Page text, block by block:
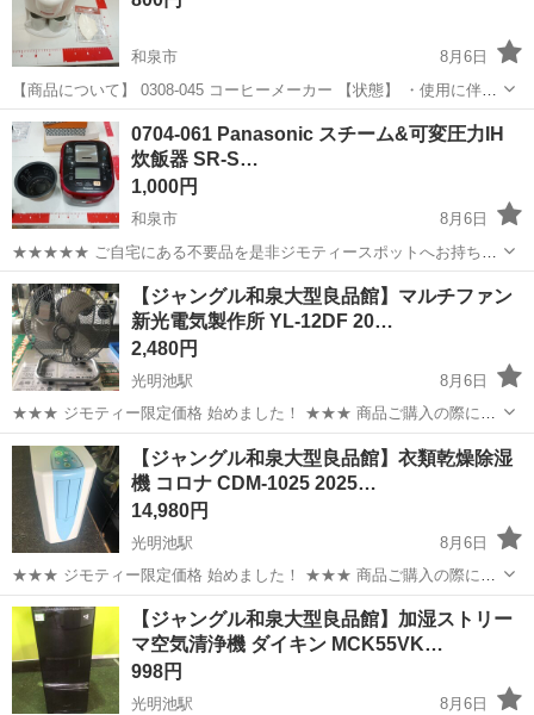
和泉市
8月6日
【商品について】 0308-045 コーヒーメーカー 【状態】 ・使用に伴う
多少のスレ、キズ、落としきれない汚れなどございます ・詳細は現地
でご確認ください ・お値引きは出来かねますのでご了承願います ※...
大阪 和泉市
0704-061 Panasonic スチーム&可変圧力IH
炊飯器 SR-S…
1,000円
和泉市
8月6日
★★★★★ ご自宅にある不要品を是非ジモティースポットへお持ち込
みしませんか？ 家電、趣味・スポーツ・レジャー用品、こども用品、
衣料服飾品、生活雑貨、家具、本、CD・DVDなどが無料でまとめて持
ち込めます！ ※詳細はこ...
大阪 和泉市 キッチン家電 SPX
【ジャングル和泉大型良品館】マルチファン
新光電気製作所 YL-12DF 20…
2,480円
光明池駅
8月6日
★★★ ジモティー限定価格 始めました！ ★★★ 商品ご購入の際に
「ジモティーを見た」と言っていただくと、 ジモティー限定価格(店頭
価格より3%OFF)でのご購入が可能です。 ぜひ店頭にてスタッフまで
お伝えください...
大阪 和泉市 光明池駅 季節、空調家電 ジャングル
【ジャングル和泉大型良品館】衣類乾燥除湿
機 コロナ CDM-1025 2025…
14,980円
光明池駅
8月6日
★★★ ジモティー限定価格 始めました！ ★★★ 商品ご購入の際に
「ジモティーを見た」と言っていただくと、 ジモティー限定価格(店頭
価格より3%OFF)でのご購入が可能です。 ぜひ店頭にてスタッフまで
お伝えください...
大阪 和泉市 光明池駅 生活家電 ジャングル
【ジャングル和泉大型良品館】加湿ストリー
マ空気清浄機 ダイキン MCK55VK…
998円
光明池駅
8月6日